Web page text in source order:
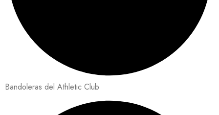
Bandoleras del Athletic Club